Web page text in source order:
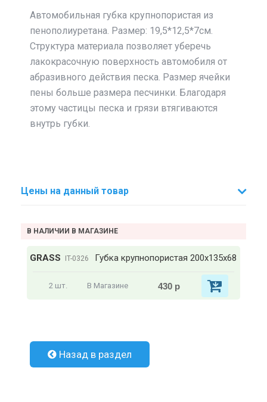
Автомобильная губка крупнопористая из
пенополиуретана. Размер: 19,5*12,5*7см.
Структура материала позволяет уберечь
лакокрасочную поверхность автомобиля от
абразивного действия песка. Размер ячейки
пены больше размера песчинки. Благодаря
этому частицы песка и грязи втягиваются
внутрь губки.
Цены на данный товар
В НАЛИЧИИ В МАГАЗИНЕ
GRASS IT-0326 Губка крупнопористая 200х135х68
2 шт. В Магазине 430 р
Назад в раздел